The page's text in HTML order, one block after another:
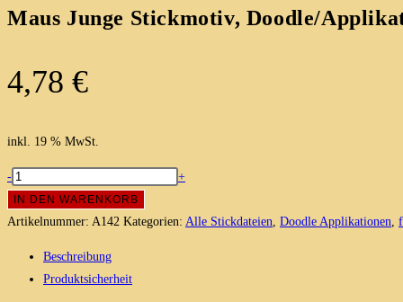
Maus Junge Stickmotiv, Doodle/
4,78 €
inkl. 19 % MwSt.
Maus
Junge
Stickmotiv,
- +
IN DEN WARENKORB
Artikelnummer: A142 Kategorien: Alle Stickdateien Doodle Applikationen
Beschreibung
Produktsicherheit